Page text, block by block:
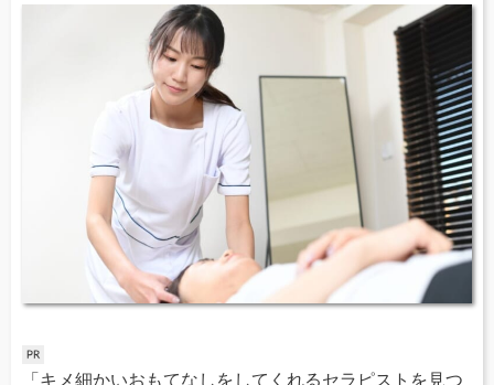
「キメ細かいおもてなしをしてくれるセラピストを見つ